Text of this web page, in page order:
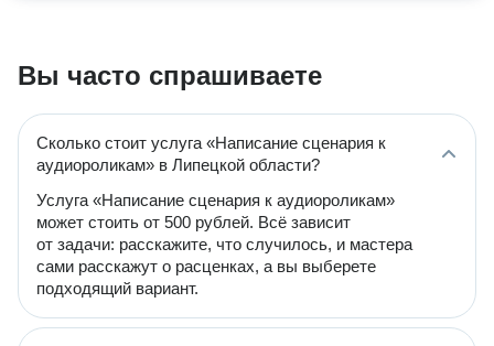
Вы часто спрашиваете
Сколько стоит услуга «Написание сценария к
аудиороликам» в Липецкой области?
Услуга «Написание сценария к аудиороликам»
может стоить от 500 рублей. Всё зависит
от задачи: расскажите, что случилось, и мастера
сами расскажут о расценках, а вы выберете
подходящий вариант.